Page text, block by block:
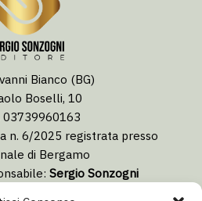
Bianco (BG)
Boselli, 10
03739960163
n. 6/2025 registrata presso
di Bergamo
Sergio Sonzogni